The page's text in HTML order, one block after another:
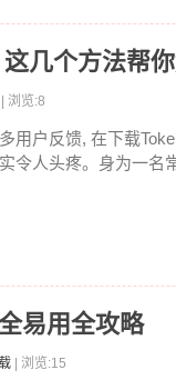
几个方法帮
| 浏览:8
用户反馈, 在下载
令人头疼。身为一名
易用全攻略
| 浏览:15